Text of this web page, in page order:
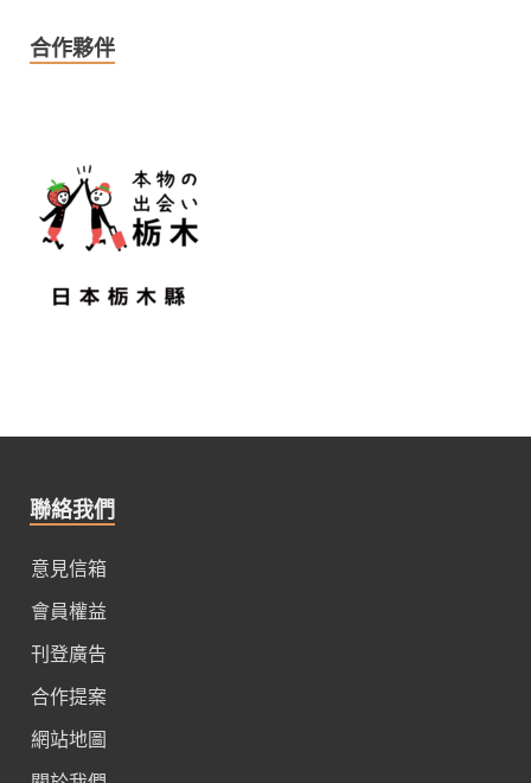
合作夥伴
聯絡我們
意見信箱
會員權益
刊登廣告
合作提案
網站地圖